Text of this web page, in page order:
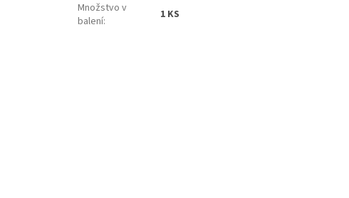
Množstvo v
balení: 1 KS